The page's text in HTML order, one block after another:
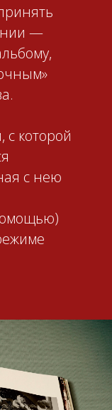
—
с которой
с нею